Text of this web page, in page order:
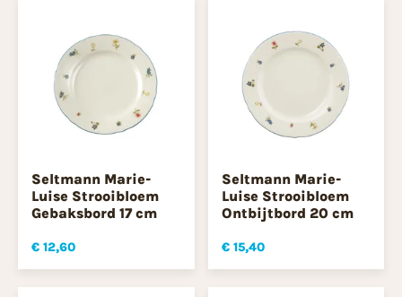
Seltmann Marie-
Luise Strooibloem
Gebaksbord 17 cm
€ 12,60
Seltmann Marie-
Luise Strooibloem
Ontbijtbord 20 cm
€ 15,40